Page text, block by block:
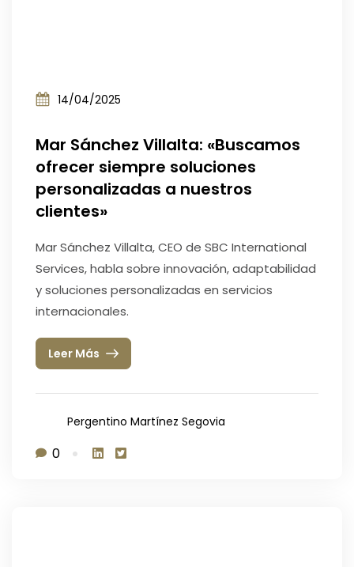
14/04/2025
Mar Sánchez Villalta: «Buscamos
ofrecer siempre soluciones
personalizadas a nuestros
clientes»
Mar Sánchez Villalta, CEO de SBC International
Services, habla sobre innovación, adaptabilidad
y soluciones personalizadas en servicios
internacionales.
Leer Más
Pergentino Martínez Segovia
0